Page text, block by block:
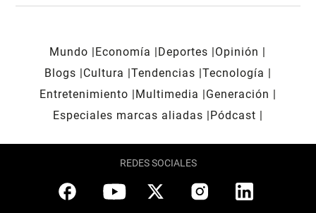
Mundo Economía Deportes
Opinión
Blogs
Cultura Tendencias Tecnología
Entretenimiento
Multimedia
Generación
Especiales marcas aliadas
Pódcast
REDES SOCIALES